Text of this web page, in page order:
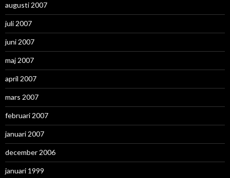
augusti 2007
juli 2007
juni 2007
maj 2007
april 2007
mars 2007
februari 2007
januari 2007
december 2006
januari 1999